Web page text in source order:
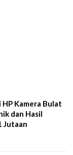
Kamera Bulat
dan Hasil
Jutaan